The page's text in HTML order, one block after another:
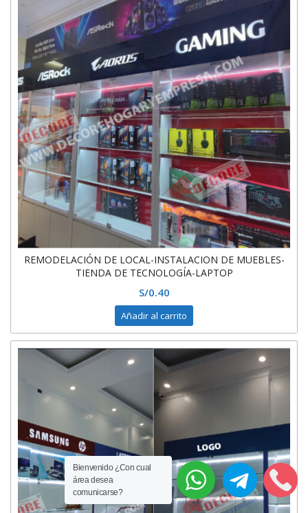
REMODELACIÓN DE LOCAL-INSTALACION DE MUEBLES-
TIENDA DE TECNOLOGÍA-LAPTOP
S/0.40
Añadir al carrito
Bienvenido ¿Con cual
área desea
comunicarse?